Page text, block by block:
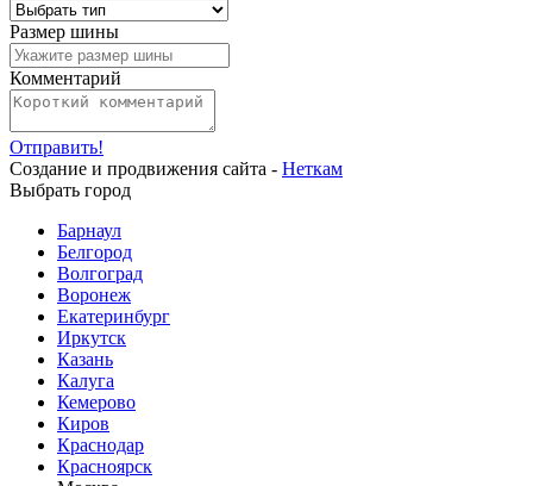
Размер шины
Комментарий
Отправить!
Создание и продвижения сайта - Неткам
Выбрать город
Барнаул
Белгород
Волгоград
Воронеж
Екатеринбург
Иркутск
Казань
Калуга
Кемерово
Киров
Краснодар
Красноярск